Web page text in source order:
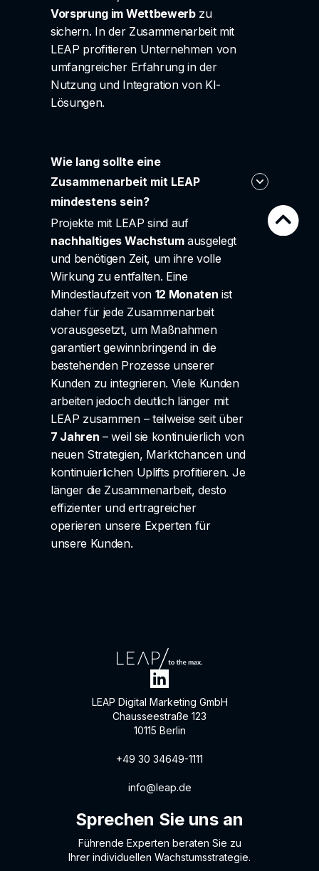
Vorsprung im Wettbewerbzu
sichern. In der Zusammenarbeit mit
LEAP profitieren Unternehmen von
umfangreicher Erfahrung in der
Nutzung und Integration von KI-
Lösungen.
Wie lang sollte eine
Zusammenarbeit mit LEAP
mindestens sein?
Projekte mit LEAP sind auf
nachhaltiges Wachstumausgelegt
und benötigen Zeit, um ihre volle
Wirkung zu entfalten. Eine
Mindestlaufzeit von 12 Monaten ist
daher für jede Zusammenarbeit
vorausgesetzt, um Maßnahmen
garantiert gewinnbringend in die
bestehenden Prozesse unserer
Kunden zu integrieren. Viele Kunden
arbeiten jedoch deutlich länger mit
LEAP zusammen – teilweise seit über
7 Jahren – weil sie kontinuierlich von
neuen Strategien, Marktchancen und
kontinuierlichen Uplifts profitieren. Je
länger die Zusammenarbeit, desto
effizienter und ertragreicher
operieren unsere Experten für
unsere Kunden.
LEAP Digital Marketing GmbH
Chausseestraße 123
10115 Berlin
+49 30 34649-1111
info@leap.de
Sprechen Sie uns an
Führende Experten beraten Sie zu
Ihrer individuellen Wachstumsstrategie.